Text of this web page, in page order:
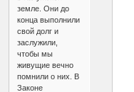
земле. Они до
конца выполнили
свой долг и
заслужили,
чтобы мы
живущие вечно
помнили о них. В
Законе